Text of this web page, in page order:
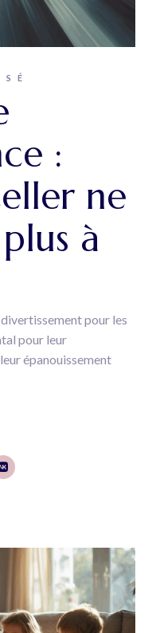
:
ne
à
divertissement pour les
pour leur
épanouissement